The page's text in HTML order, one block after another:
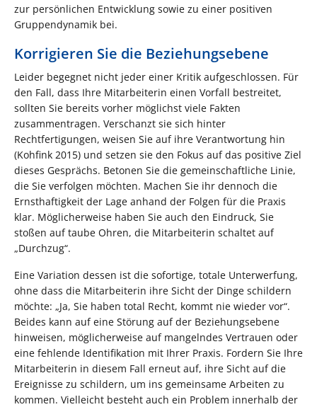
zur persönlichen Entwicklung sowie zu einer positiven
Gruppendynamik bei.
Korrigieren Sie die Beziehungsebene
Leider begegnet nicht jeder einer Kritik aufgeschlossen. Für
den Fall, dass Ihre Mitarbeiterin einen Vorfall bestreitet,
sollten Sie bereits vorher möglichst viele Fakten
zusammentragen. Verschanzt sie sich hinter
Rechtfertigungen, weisen Sie auf ihre Verantwortung hin
(Kohfink 2015) und setzen sie den Fokus auf das positive Ziel
dieses Gesprächs. Betonen Sie die gemeinschaftliche Linie,
die Sie verfolgen möchten. Machen Sie ihr dennoch die
Ernsthaftigkeit der Lage anhand der Folgen für die Praxis
klar. Möglicherweise haben Sie auch den Eindruck, Sie
stoßen auf taube Ohren, die Mitarbeiterin schaltet auf
„Durchzug“.
Eine Variation dessen ist die sofortige, totale Unterwerfung,
ohne dass die Mitarbeiterin ihre Sicht der Dinge schildern
möchte: „Ja, Sie haben total Recht, kommt nie wieder vor“.
Beides kann auf eine Störung auf der Beziehungsebene
hinweisen, möglicherweise auf mangelndes Vertrauen oder
eine fehlende Identifikation mit Ihrer Praxis. Fordern Sie Ihre
Mitarbeiterin in diesem Fall erneut auf, ihre Sicht auf die
Ereignisse zu schildern, um ins gemeinsame Arbeiten zu
kommen. Vielleicht besteht auch ein Pro­blem innerhalb der